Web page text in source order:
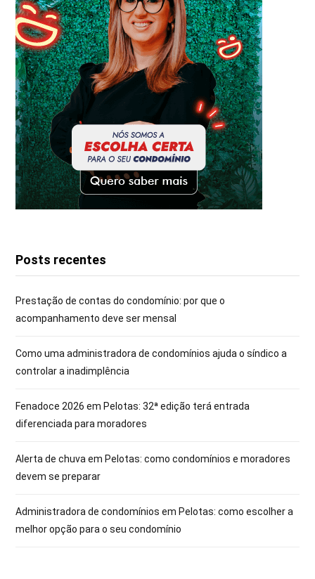
Posts recentes
Prestação de contas do condomínio: por que o
acompanhamento deve ser mensal
Como uma administradora de condomínios ajuda o síndico a
controlar a inadimplência
Fenadoce 2026 em Pelotas: 32ª edição terá entrada
diferenciada para moradores
Alerta de chuva em Pelotas: como condomínios e moradores
devem se preparar
Administradora de condomínios em Pelotas: como escolher a
melhor opção para o seu condomínio